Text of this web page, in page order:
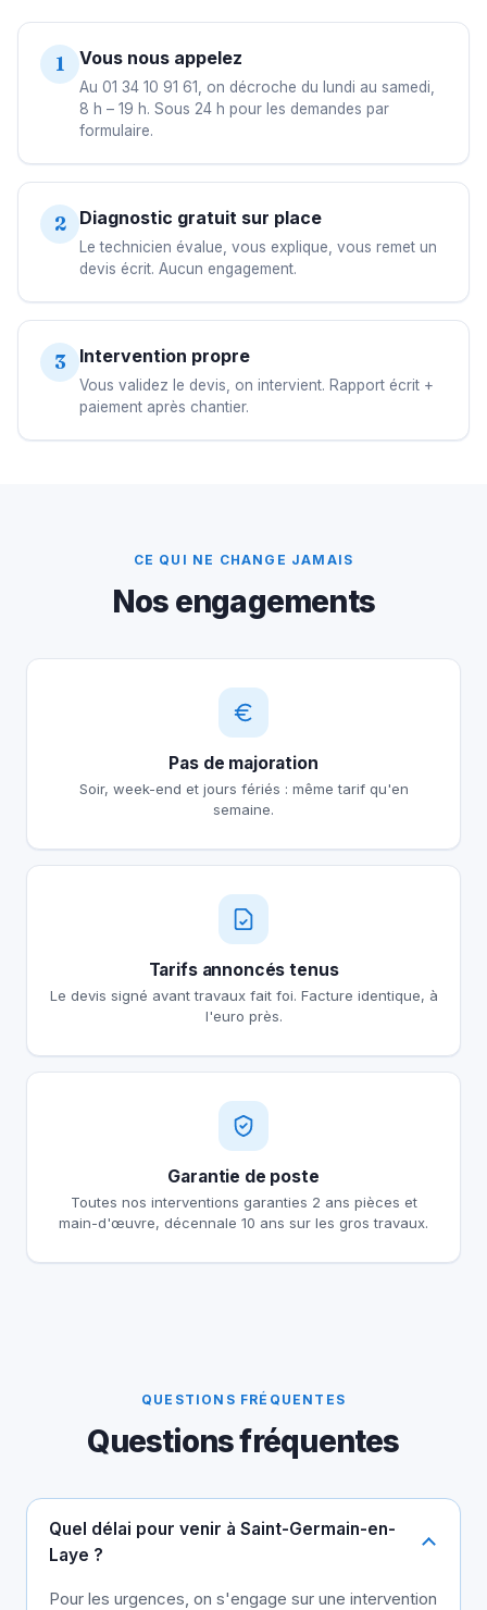
1 Vous nous appelez
Au 01 34 10 91 61, on décroche du lundi au samedi,
8 h – 19 h. Sous 24 h pour les demandes par
formulaire.
2 Diagnostic gratuit sur place
Le technicien évalue, vous explique, vous remet un
devis écrit. Aucun engagement.
3 Intervention propre
Vous validez le devis, on intervient. Rapport écrit +
paiement après chantier.
CE QUI NE CHANGE JAMAIS
Nos engagements
Pas de majoration
Soir, week-end et jours fériés : même tarif qu'en
semaine.
Tarifs annoncés tenus
Le devis signé avant travaux fait foi. Facture identique, à
l'euro près.
Garantie de poste
Toutes nos interventions garanties 2 ans pièces et
main-d'œuvre, décennale 10 ans sur les gros travaux.
QUESTIONS FRÉQUENTES
Questions fréquentes
Quel délai pour venir à Saint-Germain-en-
Laye ?
Pour les urgences, on s'engage sur une intervention